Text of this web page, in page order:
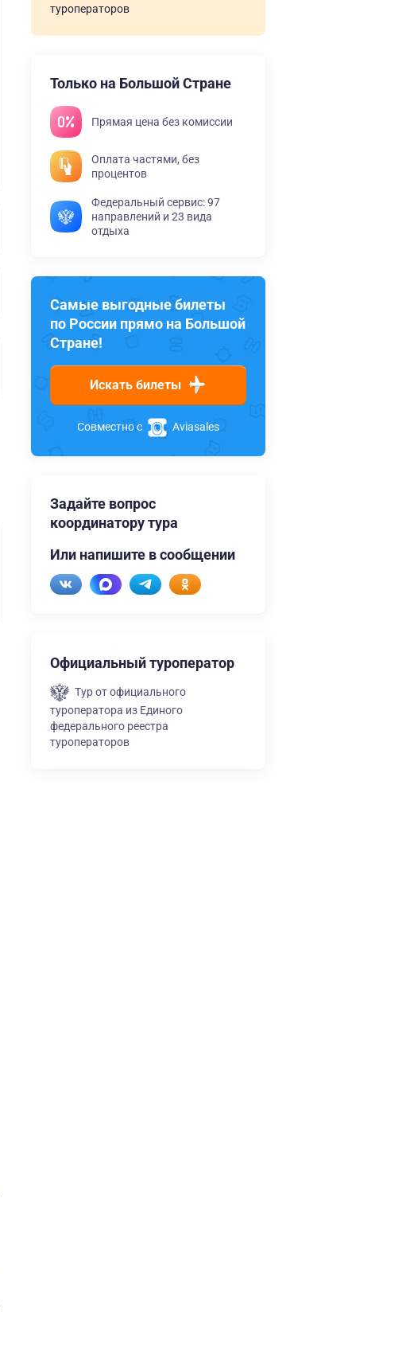
туроператоров
Только на Большой Стране
Прямая цена без комиссии
Оплата частями, без
процентов
Федеральный сервис: 97
направлений и 23 вида
отдыха
Самые выгодные билеты
по России прямо на Большой
Стране!
Искать билеты
Совместно с Aviasales
Задайте вопрос
координатору тура
Или напишите в сообщении
Официальный туроператор
Тур от официального
туроператора из Единого
федерального реестра
туроператоров